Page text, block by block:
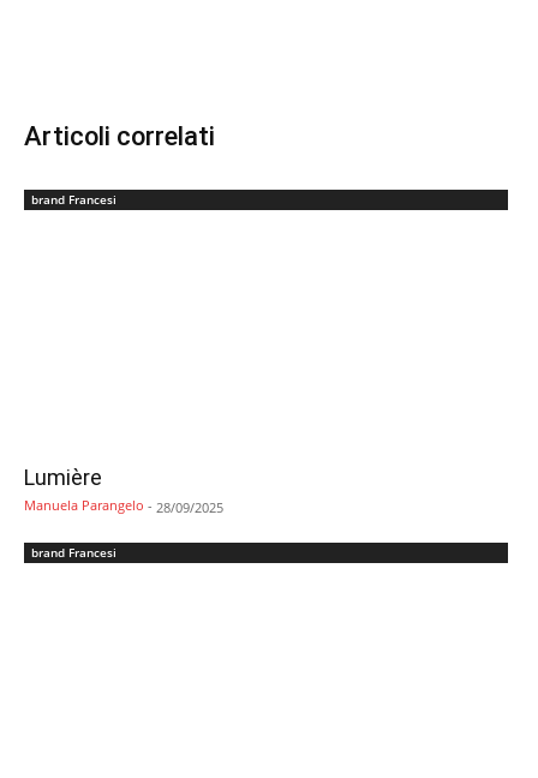
Articoli correlati
brand Francesi
Lumière
Manuela Parangelo - 28/09/2025
brand Francesi